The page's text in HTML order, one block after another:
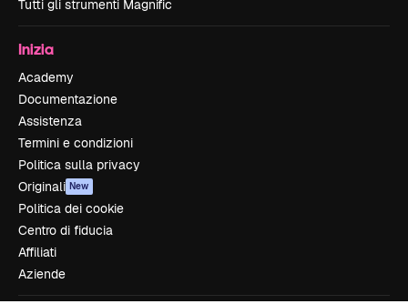
Tutti gli strumenti Magnific
Inizia
Academy
Documentazione
Assistenza
Termini e condizioni
Politica sulla privacy
Originali New
Politica dei cookie
Centro di fiducia
Affiliati
Aziende